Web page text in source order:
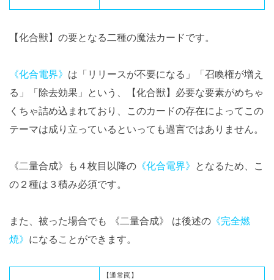
【化合獣】の要となる二種の魔法カードです。
《化合電界》 は「リリースが不要になる」「召喚権が増え
る」「除去効果」という、【化合獣】必要な要素がめちゃ
くちゃ詰め込まれており、このカードの存在によってこの
テーマは成り立っているといっても過言ではありません。
《二量合成》も４枚目以降の 《化合電界》 となるため、こ
の２種は３積み必須です。
また、被った場合でも 《二量合成》 は後述の 《完全燃
焼》 になることができます。
【通常罠】